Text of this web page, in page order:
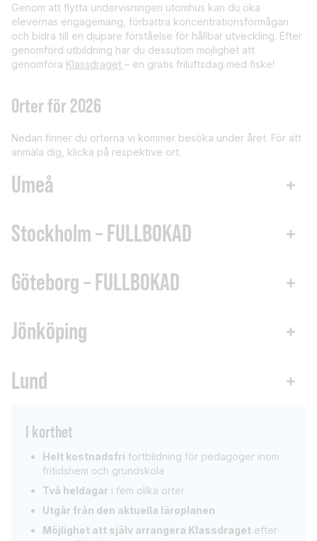
Genom att flytta undervisningen utomhus kan du öka
elevernas engagemang, förbättra koncentrationsförmågan
och bidra till en djupare förståelse för hållbar utveckling. Efter
genomförd utbildning har du dessutom möjlighet att
genomföra Klassdraget – en gratis friluftsdag med fiske!
Orter för 2026
Nedan finner du orterna vi kommer besöka under året. För att
anmäla dig, klicka på respektive ort.
Umeå
+
Stockholm – FULLBOKAD
+
Göteborg – FULLBOKAD
+
Jönköping
+
Lund
+
I korthet
Helt kostnadsfri fortbildning för pedagoger inom
fritidshem och grundskola
Två heldagar i fem olika orter
Utgår från den aktuella läroplanen
Möjlighet att själv arrangera Klassdraget efter